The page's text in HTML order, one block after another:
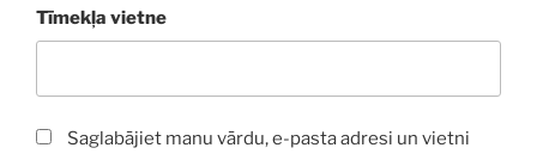
Tīmekļa vietne
Saglabājiet manu vārdu, e-pasta adresi un vietni